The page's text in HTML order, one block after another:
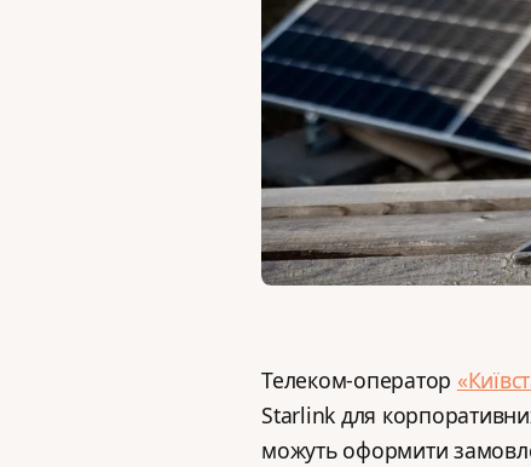
Телеком-оператор
Starlink для
можуть оформити